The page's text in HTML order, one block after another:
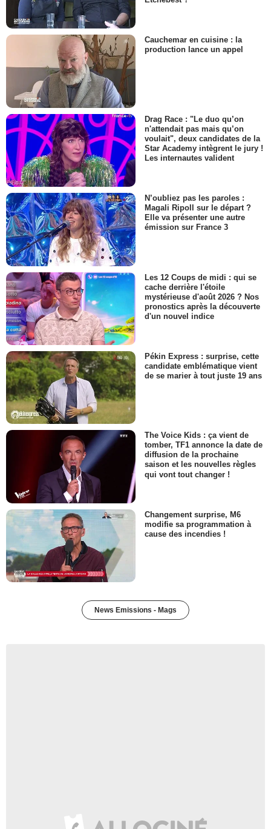
Cauchemar en cuisine : la
production lance un appel
Drag Race : "Le duo qu’on
n'attendait pas mais qu’on
voulait", deux candidates de la
Star Academy intègrent le jury !
Les internautes valident
N’oubliez pas les paroles :
Magali Ripoll sur le départ ?
Elle va présenter une autre
émission sur France 3
Les 12 Coups de midi : qui se
cache derrière l'étoile
mystérieuse d'août 2026 ? Nos
pronostics après la découverte
d'un nouvel indice
Pékin Express : surprise, cette
candidate emblématique vient
de se marier à tout juste 19 ans
The Voice Kids : ça vient de
tomber, TF1 annonce la date de
diffusion de la prochaine
saison et les nouvelles règles
qui vont tout changer !
Changement surprise, M6
modifie sa programmation à
cause des incendies !
News Emissions - Mags